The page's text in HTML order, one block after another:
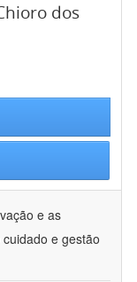
dos
e as
e gestão